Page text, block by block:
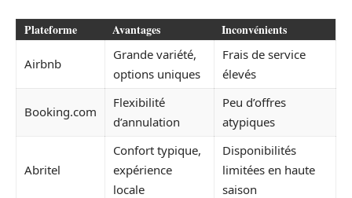
Plateforme Avantages Inconvénients
Airbnb
Grande variété,
options uniques
Frais de service
élevés
Booking.com
Flexibilité
d’annulation
Peu d’offres
atypiques
Abritel
Confort typique,
expérience
locale
Disponibilités
limitées en haute
saison